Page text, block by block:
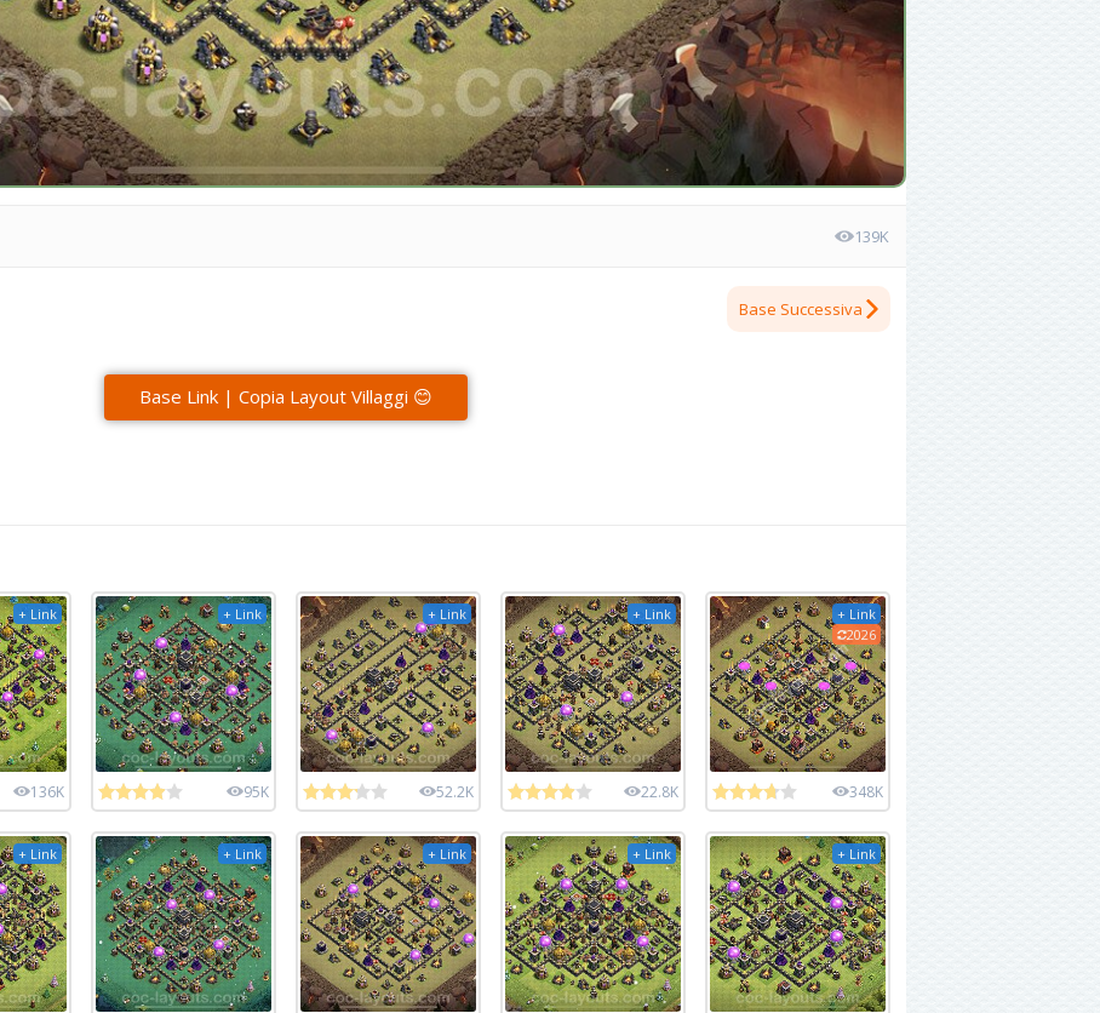
139K
Base Successiva
Base Link | Copia Layout Villaggi 😊
+ Link
136K
+ Link
95K
+ Link
52.2K
+ Link
22.8K
+ Link
2026
348K
+ Link + Link + Link + Link + Link